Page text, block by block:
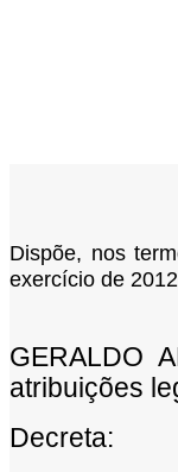
Dispõe, nos
exercício de
GERALDO
atribuições
Decreta: